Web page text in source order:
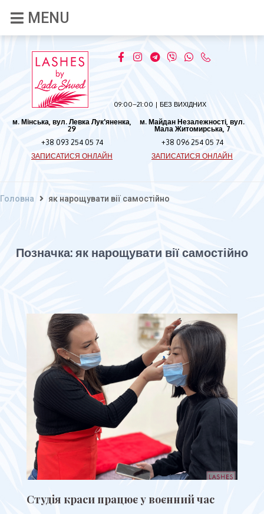
09:00–21:00 | БЕЗ ВИХІДНИХ
м. Мінська, вул. Левка Лук'яненка,
29
+38 093 254 05 74
ЗАПИСАТИСЯ ОНЛАЙН
м. Майдан Незалежності, вул.
Мала Житомирська, 7
+38 096 254 05 74
ЗАПИСАТИСЯ ОНЛАЙН
Головна як нарощувати вії самостійно
Позначка: як нарощувати вії самостійно
Студія краси працює у воєнний час